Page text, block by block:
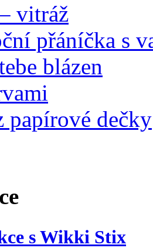
vitráž
přáníčka s
blázen
papírové dečky
s Wikki Stix